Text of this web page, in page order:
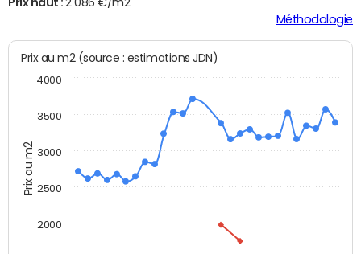
Méthodologie
Prix au m2
Prix au m2 (source : estimations JDN)
2000
2500
3000
3500
4000